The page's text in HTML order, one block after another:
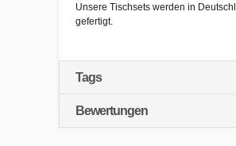
Unsere Tischsets werden in
gefertigt.
Tags
Bewertungen